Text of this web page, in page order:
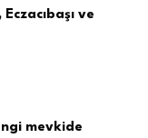
ve
mevkide